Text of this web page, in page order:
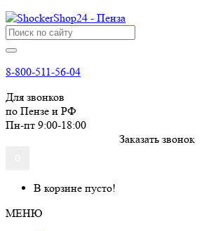
8-800-511-56-04
Для звонков
по Пензе и РФ
Пн-пт 9:00-18:00
Заказать звонок
В корзине пусто!
МЕНЮ